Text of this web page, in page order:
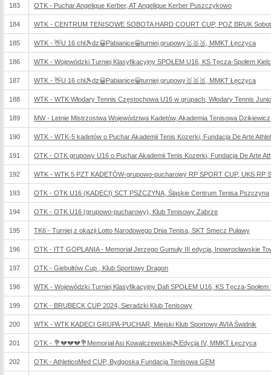
183 OTK - Puchar Angelique Kerber, AT Angelique Kerber Puszczykowo
184 WTK - CENTRUM TENISOWE SOBOTA HARD COURT CUP, POZ BRUK
185 WTK - 👋U 16 chł🎾dz😀Pabianice😀turniej grupowy🥇🥈🥉, MMKT Łęczyca
186 WTK - Wojewódzki Turniej Klasyfikacyjny SPOŁEM U16, KS Tęcza-Społem
187 WTK - 👋U 16 chł🎾dz😀Pabianice😀turniej grupowy🥇🥈🥉, MMKT Łęczyca
188 WTK - WTK Włodary Tennis Częstochowa U16 w grupach, Włodary Tennis
189 MW - Letnie Mistrzostwa Województwa Kadetów, Akademia Tenisowa Dzikiewicz
190 WTK - WTK-5 kadetów o Puchar Akademii Tenis Kozerki, Fundacja De Arte
191 OTK - OTK grupowy U16 o Puchar Akademii Tenis Kozerki, Fundacja De Arte
192 WTK - WTK 5 PZT KADETÓW-grupowo-pucharowy RP SPORT CUP, UKS RP
193 OTK - OTK U16 (KADECI) SCT PSZCZYNA, Śląskie Centrum Tenisa Pszczyna
194 OTK - OTK U16 (grupowo-pucharowy), Klub Tenisowy Zabrze
195 TK6 - Turniej z okazji Lotto Narodowego Dnia Tenisa, SKT Smecz Puławy
196 OTK - ITT GOPLANIA - Memoriał Jerzego Gumuły III edycja, Inowrocławskie
197 OTK - Giebułtów Cup , Klub Sportowy Dragon
198 WTK - Wojewódzki Turniej Klasyfikacyjny Dafi SPOŁEM U16, KS Tęcza-Społem
199 OTK - BRUBECK CUP 2024, Sieradzki Klub Tenisowy
200 WTK - WTK KADECI GRUPA-PUCHAR, Miejski Klub Sportowy AVIA Świdnik
201 OTK - 💐💔💔💔💐Memoriał Asi Kowalczewskiej🎾Edycja IV, MMKT Łęczyca
202 OTK - AthleticoMed CUP, Bydgoska Fundacja Tenisowa GEM